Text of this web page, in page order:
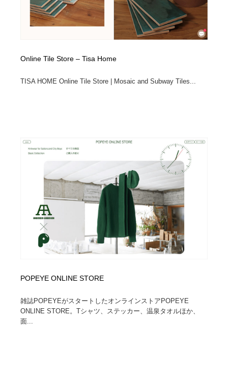
Online Tile Store – Tisa Home
TISA HOME Online Tile Store | Mosaic and Subway Tiles...
POPEYE ONLINE STORE
雑誌POPEYEがスタートしたオンラインストアPOPEYE
ONLINE STORE。Tシャツ、ステッカー、温泉タオルほか、
面...